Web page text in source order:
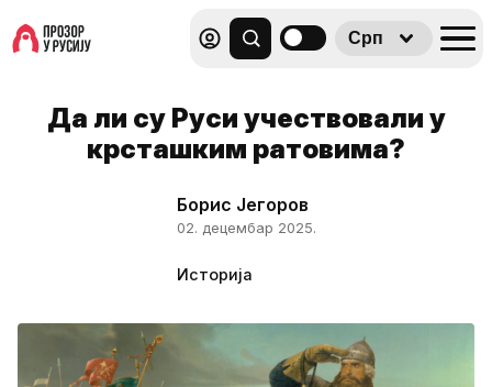
Срп
Да ли су Руси учествовали у
крсташким ратовима?
Борис Јегоров
02. децембар 2025.
Историја